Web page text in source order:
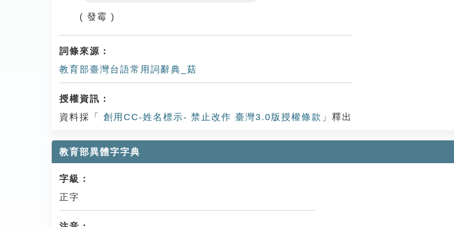
( 發霉 )
詞條來源：
教育部臺灣台語常用詞辭典_菇
授權資訊：
資料採「
創用CC-姓名標示- 禁止改作 臺灣3.0版授權條款 」釋出
教育部異體字字典
字級：
正字